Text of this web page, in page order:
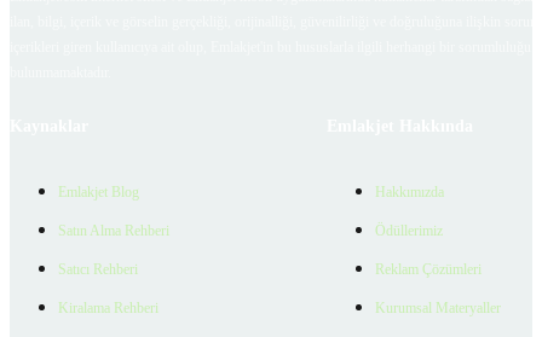
Emlakjet Blog
Satın Alma Rehberi
Satıcı Rehberi
Kiralama Rehberi
Hakkımızda
Ödüllerimiz
Reklam Çözümleri
Kurumsal Materyaller